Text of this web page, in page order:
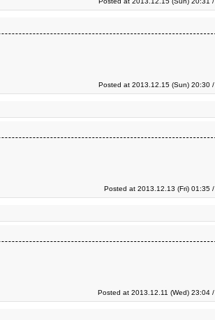
Posted at 2013.12.15 (Sun) 20:30 /
Posted at 2013.12.13 (Fri) 01:35 /
Posted at 2013.12.11 (Wed) 23:04 /